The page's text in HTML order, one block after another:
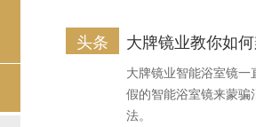
大牌镜业教你如
头条
大牌镜业智能浴室镜
假的智能浴室镜来蒙
法。